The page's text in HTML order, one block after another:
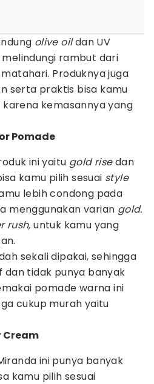
olive oildan UV
rambut dari
Produknya juga
serta praktis bisa kamu
kemasannya yang
Pomade
ini yaitu gold risedan
kamu pilih sesuai style
lebih condong pada
menggunakan varian gold.
rush, untuk kamu yang
sekali dipakai, sehingga
dan tidak punya banyak
pomade warna ini
cukup murah yaitu
Cream
ini punya banyak
kamu pilih sesuai